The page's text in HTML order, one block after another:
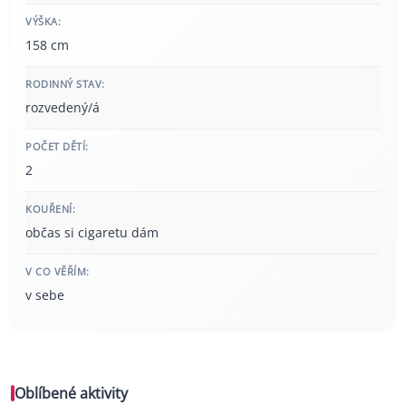
VÝŠKA:
158 cm
RODINNÝ STAV:
rozvedený/á
POČET DĚTÍ:
2
KOUŘENÍ:
občas si cigaretu dám
V CO VĚŘÍM:
v sebe
Oblíbené aktivity